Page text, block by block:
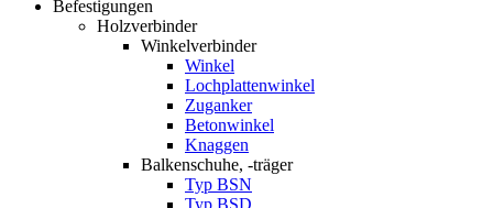
Befestigungen
Holzverbinder
Winkelverbinder
Winkel
Lochplattenwinkel
Zuganker
Betonwinkel
Knaggen
Balkenschuhe, -träger
Typ BSN
Typ BSD